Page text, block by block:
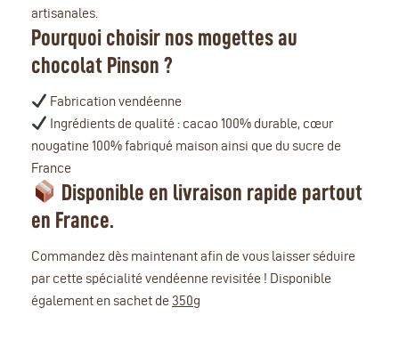
artisanales.
Pourquoi choisir nos mogettes au
chocolat Pinson ?
Fabrication vendéenne
Ingrédients de qualité : cacao 100% durable, cœur
nougatine 100% fabriqué maison ainsi que du sucre de
France
Disponible en livraison rapide partout
en France.
Commandez dès maintenant afin de vous laisser séduire
par cette spécialité vendéenne revisitée ! Disponible
également en sachet de 350g